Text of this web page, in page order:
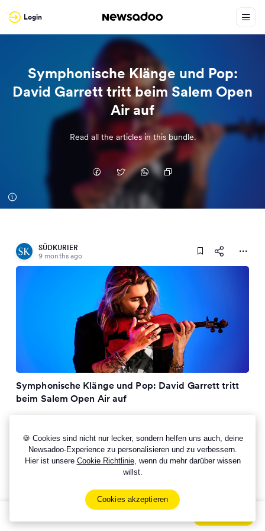
🍪 Cookies sind nicht nur lecker, sondern helfen uns auch, deine
Newsadoo-Experience zu personalisieren und zu verbessern.
Hier ist unsere Cookie Richtlinie, wenn du mehr darüber wissen
willst.
Cookies akzeptieren
Login
Symphonische Klänge und Pop:
David Garrett tritt beim Salem Open
Air auf
Read all the articles in this bundle.
SÜDKURIER
9 months ago
Symphonische Klänge und Pop: David Garrett tritt
beim Salem Open Air auf